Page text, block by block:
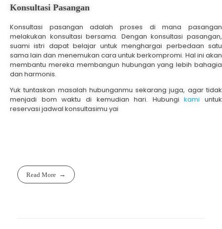
Konsultasi Pasangan
Konsultasi pasangan adalah proses di mana pasangan
melakukan konsultasi bersama. Dengan konsultasi pasangan,
suami istri dapat belajar untuk menghargai perbedaan satu
sama lain dan menemukan cara untuk berkompromi. Hal ini akan
membantu mereka membangun hubungan yang lebih bahagia
dan harmonis.
Yuk tuntaskan masalah hubunganmu sekarang juga, agar tidak
menjadi bom waktu di kemudian hari. Hubungikami untuk
reservasi jadwal konsultasimu yai
Read More